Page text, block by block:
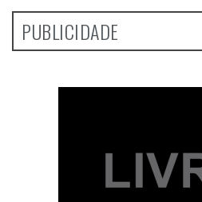
PUBLICIDADE